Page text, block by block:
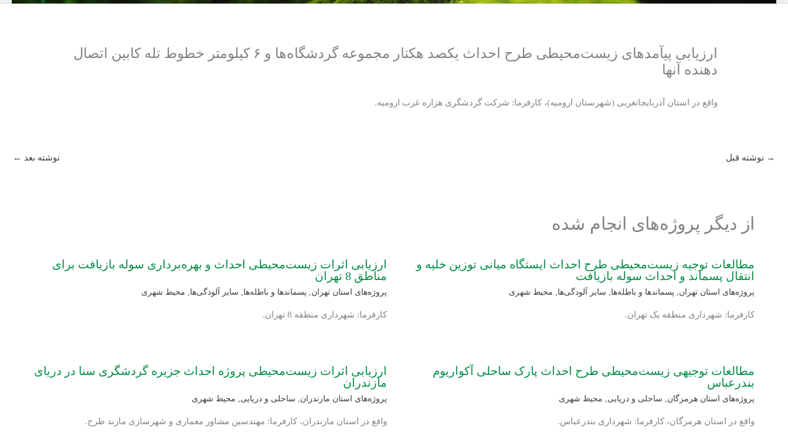
ارزیابی پی‏آمدهای زیست‏‌محیطی طرح احداث یکصد هکتار مجموعه گردشگاه‌ها و ۶ کیلومتر خطوط تله‏ کابین اتصال‏
دهنده آنها
واقع در استان آذربایجانغربی (شهرستان ارومیه)، کارفرما: شرکت گردشگری هزاره غرب ارومیه.
→ نوشته قبل نوشته بعد ←
از دیگر پروژه‌های انجام شده
مطالعات توجیه زیست‌محیطی طرح احداث ایستگاه میانی توزین خلیه و
انتقال پسماند و احداث سوله بازیافت
پروژه‌های استان تهران, پسماندها و باطله‌ها, سایر آلودگی‌ها, محیط شهری
کارفرما: شهرداری منطقه یک تهران.
ارزیابی اثرات زیست‌محیطی احداث و بهره‌برداری سوله بازیافت برای
مناطق 8 تهران
پروژه‌های استان تهران, پسماندها و باطله‌ها, سایر آلودگی‌ها, محیط شهری
کارفرما: شهرداری منطقه 8 تهران.
مطالعات توجیهی زیست‌محیطی طرح احداث پارک ساحلی آکواریوم
بندرعباس
پروژه‌های استان هرمزگان, ساحلی و دریایی, محیط شهری
واقع در استان هرمزگان، کارفرما: شهرداری بندرعباس.
ارزیابی اثرات زیست‌محیطی پروژه احداث جزیره گردشگری سنا در دریای
مازندران
پروژه‌های استان مازندران, ساحلی و دریایی, محیط شهری
واقع در استان مازندران، کارفرما: مهندسین مشاور معماری و شهرسازی مازند طرح.